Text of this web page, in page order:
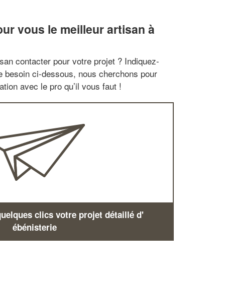
vous le meilleur artisan à
contacter pour votre projet ? Indiquez-
besoin ci-dessous, nous cherchons pour
avec le pro qu’il vous faut !
clics votre projet détaillé d'
ébénisterie